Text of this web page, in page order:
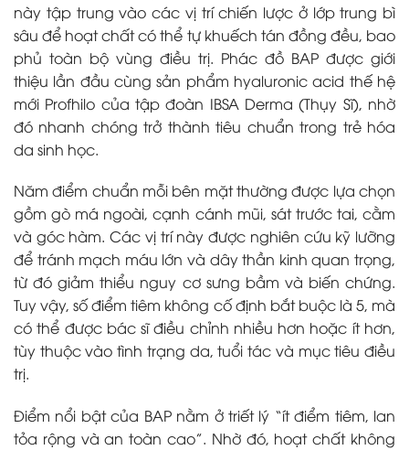
này tập trung vào các vị trí chiến lược ở lớp trung bì
sâu để hoạt chất có thể tự khuếch tán đồng đều, bao
phủ toàn bộ vùng điều trị. Phác đồ BAP được giới
thiệu lần đầu cùng sản phẩm hyaluronic acid thế hệ
mới Profhilo của tập đoàn IBSA Derma (Thụy Sĩ), nhờ
đó nhanh chóng trở thành tiêu chuẩn trong trẻ hóa
da sinh học.
Năm điểm chuẩn mỗi bên mặt thường được lựa chọn
gồm gò má ngoài, cạnh cánh mũi, sát trước tai, cằm
và góc hàm. Các vị trí này được nghiên cứu kỹ lưỡng
để tránh mạch máu lớn và dây thần kinh quan trọng,
từ đó giảm thiểu nguy cơ sưng bầm và biến chứng.
Tuy vậy, số điểm tiêm không cố định bắt buộc là 5, mà
có thể được bác sĩ điều chỉnh nhiều hơn hoặc ít hơn,
tùy thuộc vào tình trạng da, tuổi tác và mục tiêu điều
trị.
Điểm nổi bật của BAP nằm ở triết lý “ít điểm tiêm, lan
tỏa rộng và an toàn cao”. Nhờ đó, hoạt chất không